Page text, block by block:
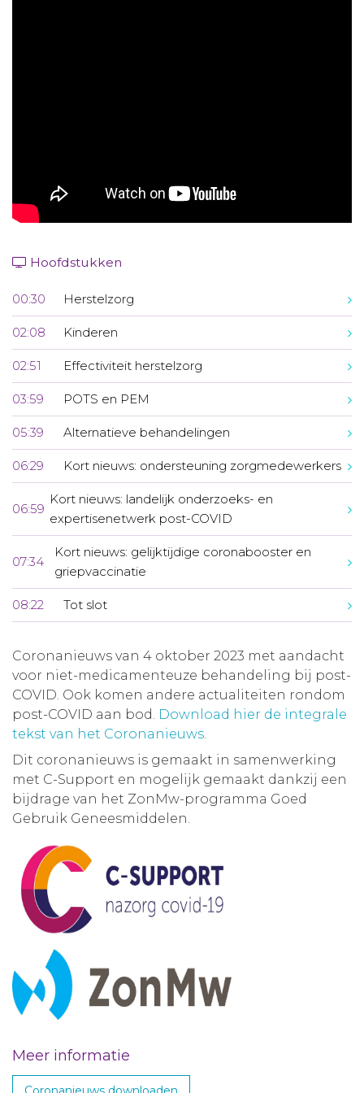
Hoofdstukken
00:30 Herstelzorg
02:08 Kinderen
02:51 Effectiviteit herstelzorg
03:59 POTS en PEM
05:39 Alternatieve behandelingen
06:29 Kort nieuws: ondersteuning zorgmedewerkers
06:59
Kort nieuws: landelijk onderzoeks- en
expertisenetwerk post-COVID
07:34
Kort nieuws: gelijktijdige coronabooster en
griepvaccinatie
08:22 Tot slot
Coronanieuws van 4 oktober 2023 met aandacht
voor niet-medicamenteuze behandeling bij post-
COVID. Ook komen andere actualiteiten rondom
post-COVID aan bod. Download hier de integrale
tekst van het Coronanieuws.
Dit coronanieuws is gemaakt in samenwerking
met C-Support en mogelijk gemaakt dankzij een
bijdrage van het ZonMw-programma Goed
Gebruik Geneesmiddelen.
Meer informatie